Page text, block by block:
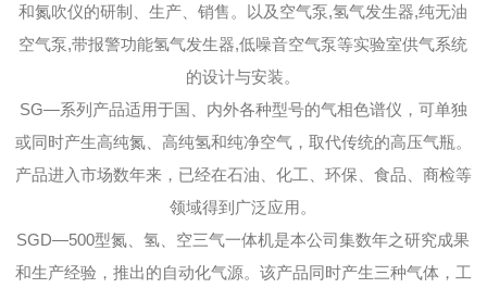
和氮吹仪的研制、生产、销售。以及空气泵,氢气发生器,纯无油
空气泵,带报警功能氢气发生器,低噪音空气泵等实验室供气系统
的设计与安装。
SG—系列产品适用于国、内外各种型号的气相色谱仪，可单独
或同时产生高纯氮、高纯氢和纯净空气，取代传统的高压气瓶。
产品进入市场数年来，已经在石油、化工、环保、食品、商检等
领域得到广泛应用。
SGD—500型氮、氢、空三气一体机是本公司集数年之研究成果
和生产经验，推出的自动化气源。该产品同时产生三种气体，工